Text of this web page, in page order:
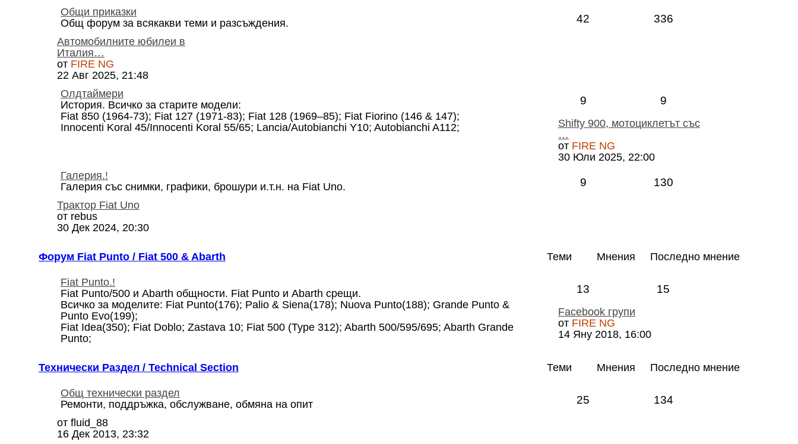
Общи приказки
Общ форум за всякакви теми и разсъждения.
42 336
Автомобилните юбилеи в
Италия…
от FIRE NG
22 Авг 2025, 21:48
Олдтаймери
История. Всичко за старите модели:
Fiat 850 (1964-73); Fiat 127 (1971-83); Fiat 128 (1969–85); Fiat Fiorino (146 & 147);
Innocenti Koral 45/Innocenti Koral 55/65; Lancia/Autobianchi Y10; Autobianchi A112;
9 9
Shifty 900, мотоциклетът със
…
от FIRE NG
30 Юли 2025, 22:00
Галерия.!
Галерия със снимки, графики, брошури и.т.н. на Fiat Uno.
9 130
Трактор Fiat Uno
от rebus
30 Дек 2024, 20:30
Форум Fiat Punto / Fiat 500 & Abarth Теми Мнения Последно мнение
Fiat Punto.!
Fiat Punto/500 и Abarth общности. Fiat Punto и Abarth срещи.
Всичко за моделите: Fiat Punto(176); Palio & Siena(178); Nuova Punto(188); Grande Punto &
Punto Evo(199);
Fiat Idea(350); Fiat Doblo; Zastava 10; Fiat 500 (Type 312); Abarth 500/595/695; Abarth Grande
Punto;
13 15
Facebook групи
от FIRE NG
14 Яну 2018, 16:00
Технически Раздел / Technical Section Теми Мнения Последно мнение
Общ технически раздел
Ремонти, поддръжка, обслужване, обмяна на опит
25 134
от fluid_88
16 Дек 2013, 23:32